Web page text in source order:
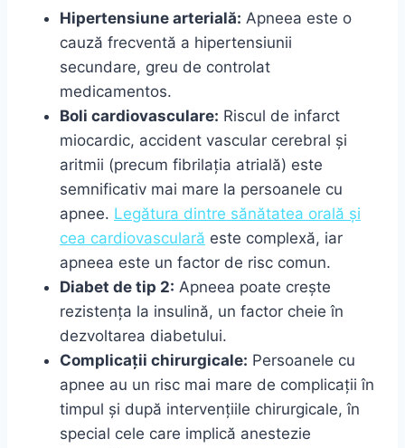
Hipertensiune arterială: Apneea este o
cauză frecventă a hipertensiunii
secundare, greu de controlat
medicamentos.
Boli cardiovasculare: Riscul de infarct
miocardic, accident vascular cerebral și
aritmii (precum fibrilația atrială) este
semnificativ mai mare la persoanele cu
apnee. Legătura dintre sănătatea orală și
cea cardiovasculară este complexă, iar
apneea este un factor de risc comun.
Diabet de tip 2: Apneea poate crește
rezistența la insulină, un factor cheie în
dezvoltarea diabetului.
Complicații chirurgicale: Persoanele cu
apnee au un risc mai mare de complicații în
timpul și după intervențiile chirurgicale, în
special cele care implică anestezie